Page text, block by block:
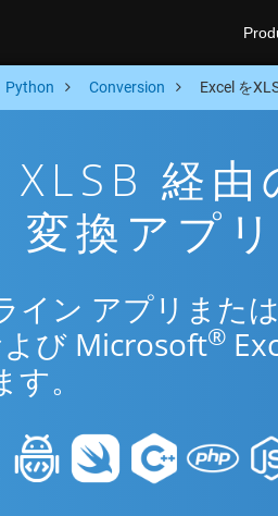
Python Conversion Excel を
XLSB 経
換アプリ
イン アプリまた
よび Microsoft®
。